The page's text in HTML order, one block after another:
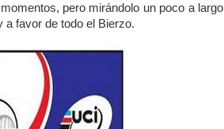
pero mirándolo un poco a largo
a favor de todo el Bierzo.